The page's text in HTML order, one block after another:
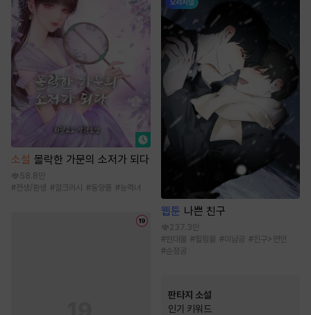
소설 몰락한 가문의 소저가 되다
58.8만
#전생/환생 #걸크러시 #동양풍 #능력녀
웹툰 나쁜 친구
237.3만
#현대물 #힐링물 #미남공 #친구>연인
#순정공
판타지 소설
인기 키워드